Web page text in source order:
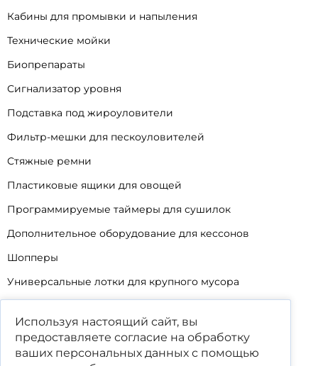
Кабины для промывки и напыления
Технические мойки
Биопрепараты
Сигнализатор уровня
Подставка под жироуловители
Фильтр-мешки для пескоуловителей
Стяжные ремни
Пластиковые ящики для овощей
Программируемые таймеры для сушилок
Дополнительное оборудование для кессонов
Шопперы
Универсальные лотки для крупного мусора
Уцененные товары
Используя настоящий сайт, вы
предоставляете согласие на обработку
ваших персональных данных с помощью